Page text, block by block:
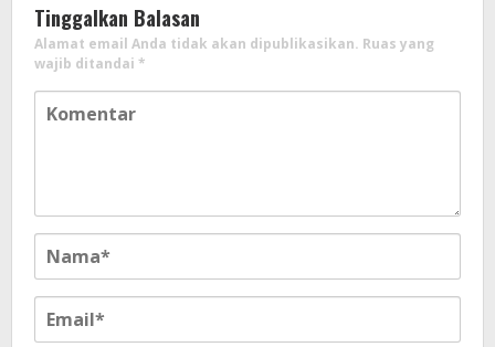
Tinggalkan Balasan
Alamat email Anda tidak akan dipublikasikan. Ruas yang
wajib ditandai *